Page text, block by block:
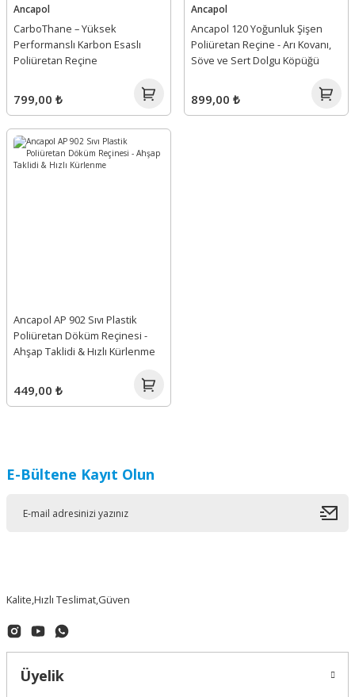
Ancapol
CarboThane – Yüksek
Performanslı Karbon Esaslı
Poliüretan Reçine
799,00 ₺
Ancapol
Ancapol 120 Yoğunluk Şişen
Poliüretan Reçine - Arı Kovanı,
Söve ve Sert Dolgu Köpüğü
899,00 ₺
Ancapol AP 902 Sıvı Plastik
Poliüretan Döküm Reçinesi -
Ahşap Taklidi & Hızlı Kürlenme
449,00 ₺
E-Bültene Kayıt Olun
Kalite,Hızlı Teslimat,Güven
Üyelik